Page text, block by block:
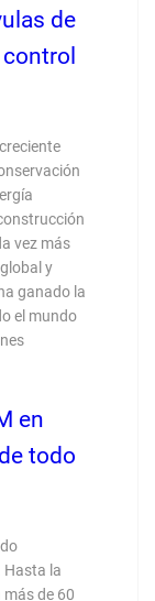
de
vez más
y
ganado la
el mundo
en
todo
Hasta la
de 60